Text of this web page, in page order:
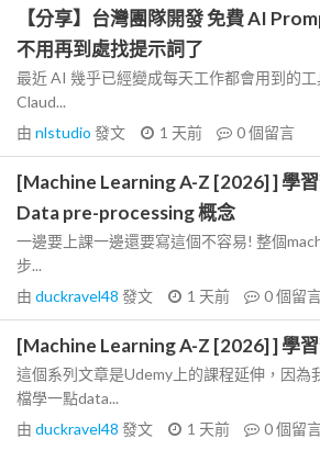
【分享】台灣團隊開發 免費 AI
不用再到處找提示詞了
最近 AI 幾乎已經變成每天工作都會用到的
Claud...
由 nlstudio 發文 1 天前 0個留言
[Machine Learning A-Z [2026] ] 學
Data pre-processing 概念
一邊要上課一邊還要寫這個不容易! 整個
步...
由 duckravel48 發文 1 天前 0個留
[Machine Learning A-Z [2026] ] 學
這個系列文章是Udemy上的課程延伸，因為
檔學一點data...
由 duckravel48 發文 1 天前 0個留